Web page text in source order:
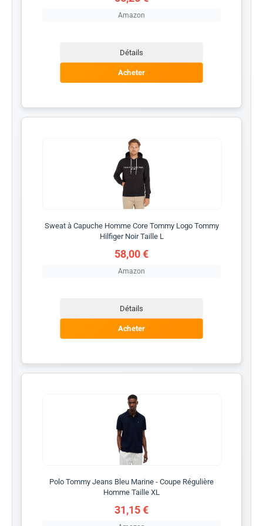
Amazon
Détails
Acheter
Sweat à Capuche Homme Core Tommy Logo Tommy
Hilfiger Noir Taille L
58,00 €
Amazon
Détails
Acheter
Polo Tommy Jeans Bleu Marine - Coupe Régulière
Homme Taille XL
31,15 €